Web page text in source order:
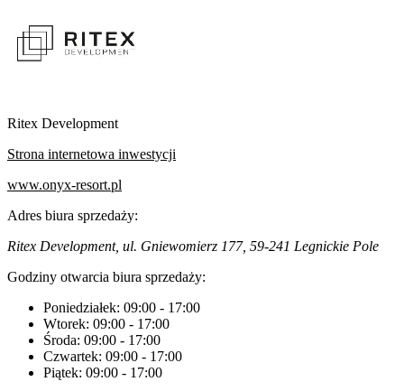
Ritex Development
Strona internetowa inwestycji
www.onyx-resort.pl
Adres biura sprzedaży:
Ritex Development, ul. Gniewomierz 177, 59-241 Legnickie Pole
Godziny otwarcia biura sprzedaży:
Poniedziałek: 09:00 - 17:00
Wtorek: 09:00 - 17:00
Środa: 09:00 - 17:00
Czwartek: 09:00 - 17:00
Piątek: 09:00 - 17:00